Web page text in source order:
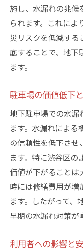
施し、水漏れの兆候
られます。これによ
災リスクを低減する
底することで、地下
ます。
駐車場の価値低下
地下駐車場での水漏
ます。水漏れによ
の信頼性を低下させ
ます。特に渋谷区
価値が下がることは
時には修繕費用が増
ます。したがって、
早期の水漏れ対策が
利用者への影響と